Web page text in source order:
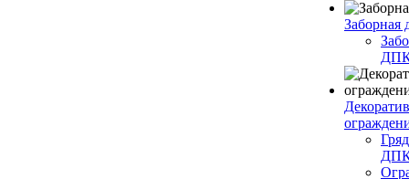
Заборная